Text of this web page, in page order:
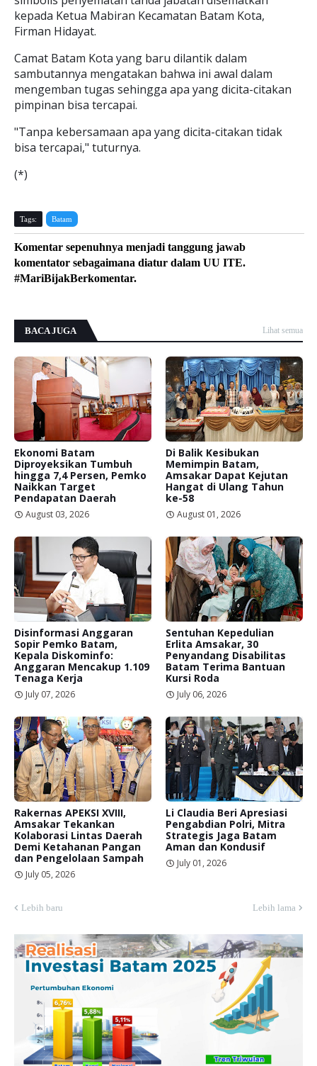
kepada Ketua Mabiran Kecamatan Batam Kota,
Firman Hidayat.
Camat Batam Kota yang baru dilantik dalam
sambutannya mengatakan bahwa ini awal dalam
mengemban tugas sehingga apa yang dicita-citakan
pimpinan bisa tercapai.
"Tanpa kebersamaan apa yang dicita-citakan tidak
bisa tercapai," tuturnya.
(*)
Tags: Batam
Komentar sepenuhnya menjadi tanggung jawab
komentator sebagaimana diatur dalam UU ITE.
#MariBijakBerkomentar.
BACA JUGA Lihat semua
Ekonomi Batam
Diproyeksikan Tumbuh
hingga 7,4 Persen, Pemko
Naikkan Target
Pendapatan Daerah
August 03, 2026
Di Balik Kesibukan
Memimpin Batam,
Amsakar Dapat Kejutan
Hangat di Ulang Tahun
ke-58
August 01, 2026
Disinformasi Anggaran
Sopir Pemko Batam,
Kepala Diskominfo:
Anggaran Mencakup 1.109
Tenaga Kerja
July 07, 2026
Sentuhan Kepedulian
Erlita Amsakar, 30
Penyandang Disabilitas
Batam Terima Bantuan
Kursi Roda
July 06, 2026
Rakernas APEKSI XVIII,
Amsakar Tekankan
Kolaborasi Lintas Daerah
Demi Ketahanan Pangan
dan Pengelolaan Sampah
July 05, 2026
Li Claudia Beri Apresiasi
Pengabdian Polri, Mitra
Strategis Jaga Batam
Aman dan Kondusif
July 01, 2026
Lebih baru Lebih lama